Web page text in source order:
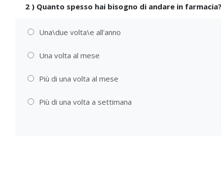
2 ) Quanto spesso hai bisogno di andare in
Una\due volta\e all'anno
Una volta al mese
Più di una volta al mese
Più di una volta a settimana